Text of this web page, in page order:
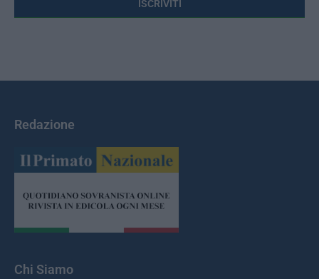
Redazione
Chi Siamo